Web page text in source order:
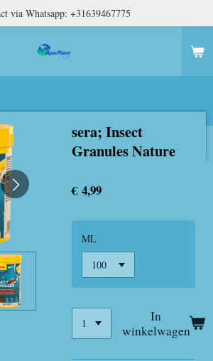
via Whatsapp: +31639467775
sera; Insect
Granules Nature
€ 4,99
ML
In
winkelwagen